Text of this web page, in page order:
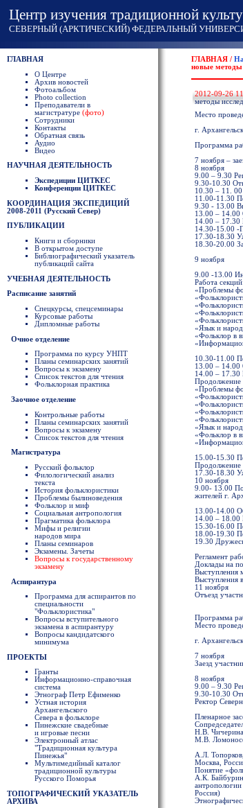
Центр изучения традиционной
СЕВЕРНЫЙ (АРКТИЧЕСКИЙ) ФЕДЕРАЛЬНЫЙ
ГЛАВНАЯ
О Центре
Архив новостей
Фотоальбом
Photo collection
Преподаватели в
магистратуре (фото)
Сотрудники
Контакты
Обратная связь
Аудио
Видео
НАУЧНАЯ ДЕЯТЕЛЬНОСТЬ
Экспедиции ЦИТКЕС
Конференции ЦИТКЕС
КООРДИНАЦИЯ ЭКСПЕДИЦИЙ
2008-2011 (Русский Север)
ПУБЛИКАЦИИ
Книги и сборники
В открытом доступе
Библиографический указатель
публикаций сайта
УЧЕБНАЯ ДЕЯТЕЛЬНОСТЬ
Расписание занятий
Спецкурсы, спецсеминары
Курсовые работы
Дипломные работы
Очное отделение
Программа по курсу УНПТ
Планы семинарских занятий
Вопросы к экзамену
Список текстов для чтения
Фольклорная практика
Заочное отделение
Контрольные работы
Планы семинарских занятий
Вопросы к экзамену
Список текстов для чтения
Магистратура
Русский фольклор
Филологический анализ
текста
История фольклористики
Проблемы былиноведения
Фольклор и миф
Социальная антропология
Прагматика фольклора
Мифы и религии
народов мира
Планы семинаров
Экзамены. Зачеты
Вопросы к государственному
экзамену
Аспирантура
Программа для аспирантов по
специальности
"Фольклористика"
Вопросы вступительного
экзамена в аспирантуру
Вопросы кандидатского
минимума
ПРОЕКТЫ
Гранты
Информационно-справочная
система
Этнограф Петр Ефименко
Устная история
Архангельского
Севера в фольклоре
Пинежские свадебные
и игровые песни
Электронный атлас
"Традиционная культура
Пинежья"
Мультимедийный каталог
традиционной культуры
Русского Поморья
ТОПОГРАФИЧЕСКИЙ УКАЗАТЕЛЬ
АРХИВА
ГЛАВНАЯ /
новые методы
2012-09-26
методы
Место
г.
Программа
7 ноября –
8 ноября
9.00 – 9.30
9.30-10.30
10.30 – 11. 00
11.00-11.30
9.30 - 13.00
13.00 – 14.00
14.00 – 17.30
14.30-15.00 -
17.30-18.30
18.30-20.00
9 ноября
9.00 -13.00
Работа секций:
«Проблемы
«Язык и
«Фольклор в
10.30-11.00
13.00 – 14.00
14.00 – 17.30
Продолжение
«Проблемы
«Язык и
«Фольклор в
15.00-15.30
Продолжение
17.30-18.30
10 ноября
9.00- 13.00
жителей г.
13.00-14.00
14.00 – 18.00
15.30-16.00
18.00-19.30
19.30
Регламент
Доклады на
Выступления
Выступления
11 ноября
Отъезд
Программа
Место
г.
7 ноября
Заезд
8 ноября
9.00 – 9.30
9.30-10.30
Ректор
Пленарное
Н.В.
М.В.
А.Л.
Москва,
Понятие
А.К.
Россия)